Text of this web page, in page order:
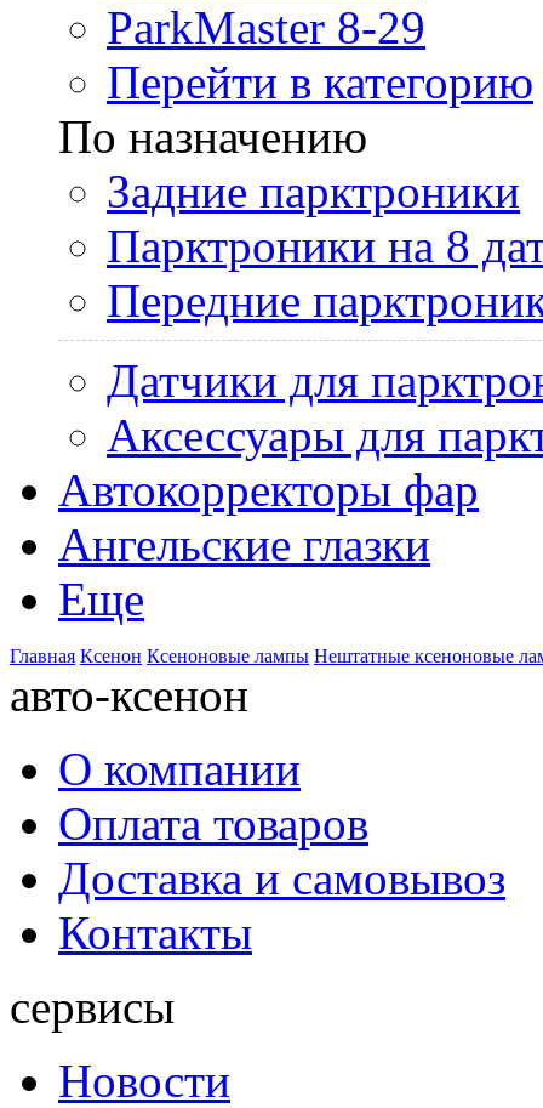
ParkMaster 8-29
Перейти в категорию
По назначению
Задние парктроники
Парктроники на 8
Передние
Датчики для
Аксессуары для
Автокорректоры фар
Ангельские глазки
Еще
Главная Ксенон Ксеноновые лампы Нештатные ксеноновые
авто-ксенон
О компании
Оплата товаров
Доставка и самовывоз
Контакты
сервисы
Новости